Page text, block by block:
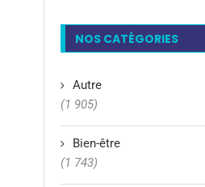
NOS CATÉGORIES
Autre
(1 905)
Bien-être
(1 743)